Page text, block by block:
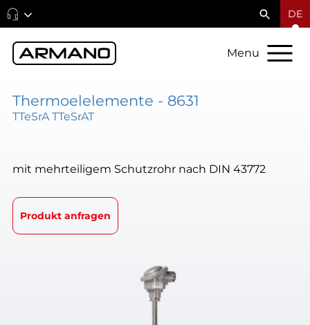
DE
Menu
Thermoelelemente - 8631
TTeSrA TTeSrAT
mit mehrteiligem Schutzrohr nach DIN 43772
Produkt anfragen